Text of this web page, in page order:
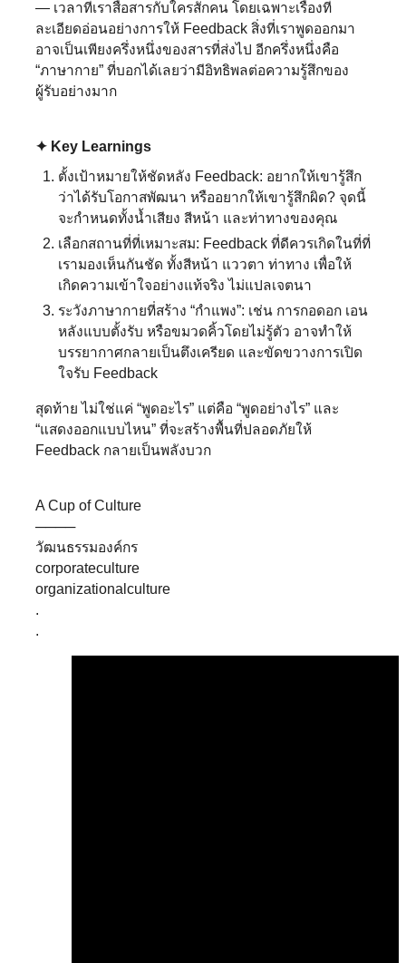
— เวลาที่เราสื่อสารกับใครสักคน โดยเฉพาะเรื่องที่
ละเอียดอ่อนอย่างการให้ Feedback สิ่งที่เราพูดออกมา
อาจเป็นเพียงครึ่งหนึ่งของสารที่ส่งไป อีกครึ่งหนึ่งคือ
“ภาษากาย” ที่บอกได้เลยว่ามีอิทธิพลต่อความรู้สึกของ
ผู้รับอย่างมาก⁣
✦ Key Learnings⁣
ตั้งเป้าหมายให้ชัดหลัง Feedback:⁣ อยากให้เขารู้สึก
ว่าได้รับโอกาสพัฒนา หรืออยากให้เขารู้สึกผิด? จุดนี้
จะกำหนดทั้งน้ำเสียง สีหน้า และท่าทางของคุณ⁣
เลือกสถานที่ที่เหมาะสม:⁣ Feedback ที่ดีควรเกิดในที่ที่
เรามองเห็นกันชัด ทั้งสีหน้า แววตา ท่าทาง เพื่อให้
เกิดความเข้าใจอย่างแท้จริง ไม่แปลเจตนา⁣
ระวังภาษากายที่สร้าง “กำแพง”:⁣ เช่น การกอดอก เอน
หลังแบบตั้งรับ หรือขมวดคิ้วโดยไม่รู้ตัว อาจทำให้
บรรยากาศกลายเป็นตึงเครียด และขัดขวางการเปิด
ใจรับ Feedback⁣
สุดท้าย ไม่ใช่แค่ “พูดอะไร” แต่คือ “พูดอย่างไร” และ
“แสดงออกแบบไหน” ที่จะสร้างพื้นที่ปลอดภัยให้
Feedback กลายเป็นพลังบวก⁣
A Cup of Culture
────
วัฒนธรรมองค์กร
corporateculture
organizationalculture
.
.